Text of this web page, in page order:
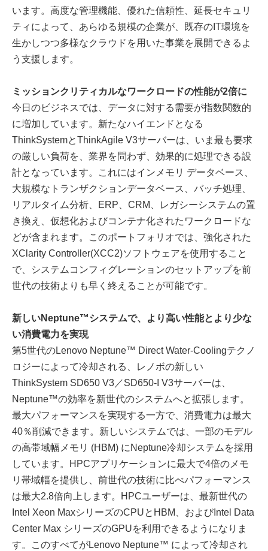
います。高度な管理機能、優れた信頼性、延長セキュリ
ティによって、あらゆる規模の企業が、既存のIT環境を
生かしつつ多様なクラウドを用いた事業を展開できるよ
う支援します。
ミッションクリティカルなワークロードの性能が2倍に
今日のビジネスでは、データに対する需要が指数関数的
に増加しています。新たなハイエンドとなる
ThinkSystemとThinkAgile V3サーバーは、いま最も要求
の厳しい負荷を、業界を問わず、効果的に処理できる設
計となっています。これにはインメモリ データベース、
大規模なトランザクションデータベース、バッチ処理、
リアルタイム分析、ERP、CRM、レガシーシステムの置
き換え、仮想化およびコンテナ化されたワークロードな
どが含まれます。このポートフォリオでは、強化された
XClarity Controller(XCC2)ソフトウェアを使用すること
で、システムコンフィグレーションのセットアップを前
世代の技術よりも早く終えることが可能です。
新しいNeptune™システムで、より高い性能とより少な
い消費電力を実現
第5世代のLenovo Neptune™ Direct Water-Coolingテクノ
ロジーによって冷却される、レノボの新しい
ThinkSystem SD650 V3／SD650-I V3サーバーは、
Neptune™の効率を新世代のシステムへと拡張します。
最大パフォーマンスを実現する一方で、消費電力は最大
40％削減できます。新しいシステムでは、一部のモデル
の高帯域幅メモリ (HBM) にNeptune冷却システムを採用
しています。HPCアプリケーションに最大で4倍のメモ
リ帯域幅を提供し、前世代の技術に比べパフォーマンス
は最大2.8倍向上します。HPCユーザーは、最新世代の
Intel Xeon MaxシリーズのCPUとHBM、およびIntel Data
Center Max シリーズのGPUを利用できるようになりま
す。このすべてがLenovo Neptune™ によって冷却され